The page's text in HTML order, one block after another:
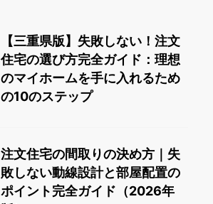
【三重県版】失敗しない！注文
住宅の選び方完全ガイド：理想
のマイホームを手に入れるため
の10のステップ
注文住宅の間取りの決め方｜失
敗しない動線設計と部屋配置の
ポイント完全ガイド（2026年